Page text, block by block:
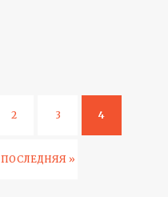
2 3 4
ПОСЛЕДНЯЯ »